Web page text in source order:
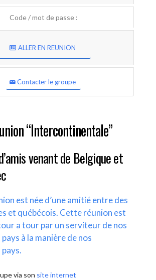
Code / mot de passe :
ALLER EN REUNION
Contacter le groupe
“Intercontinentale”
venant de Belgique et
est née d’une amitié entre des
et québécois. Cette réunion est
a tour par un serviteur de nos
à la manière de nos
via son site internet